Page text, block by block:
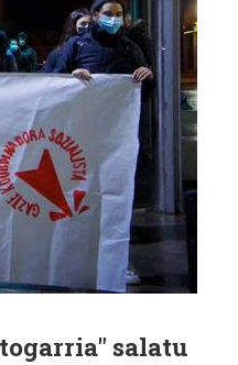
salatu